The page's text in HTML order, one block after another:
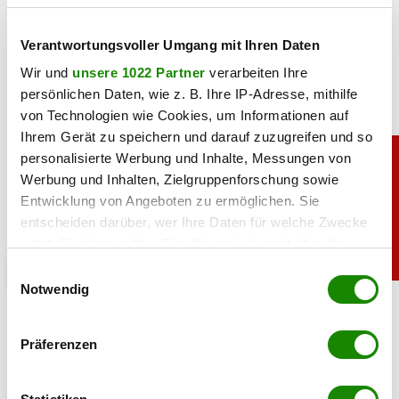
Verantwortungsvoller Umgang mit Ihren Daten
Wir und unsere 1022 Partner verarbeiten Ihre
persönlichen Daten, wie z. B. Ihre IP-Adresse, mithilfe
von Technologien wie Cookies, um Informationen auf
Ihrem Gerät zu speichern und darauf zuzugreifen und so
personalisierte Werbung und Inhalte, Messungen von
Werbung und Inhalten, Zielgruppenforschung sowie
Entwicklung von Angeboten zu ermöglichen. Sie
entscheiden darüber, wer Ihre Daten für welche Zwecke
Trigger Symbol ändern oder widerrufen
Informationen über Ihre geografische Lage
Notwendig
Präferenzen
Simone mit Ansage auf Instagram: „Komm nie